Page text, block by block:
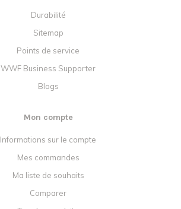
Durabilité
Sitemap
Points de service
WWF Business Supporter
Blogs
Mon compte
Informations sur le compte
Mes commandes
Ma liste de souhaits
Comparer